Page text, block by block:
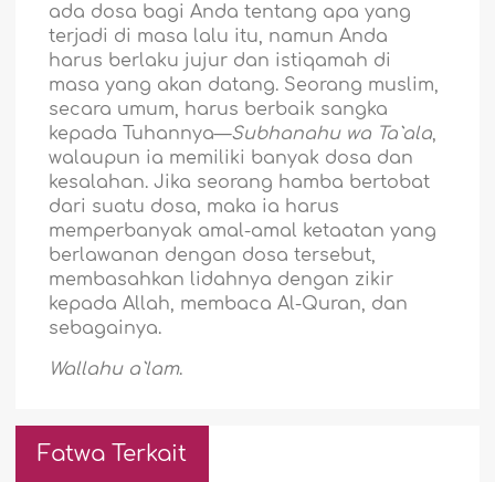
ada dosa bagi Anda tentang apa yang
terjadi di masa lalu itu, namun Anda
harus berlaku jujur dan istiqamah di
masa yang akan datang. Seorang muslim,
secara umum, harus berbaik sangka
kepada Tuhannya—Subhanahu wa Ta`ala,
walaupun ia memiliki banyak dosa dan
kesalahan. Jika seorang hamba bertobat
dari suatu dosa, maka ia harus
memperbanyak amal-amal ketaatan yang
berlawanan dengan dosa tersebut,
membasahkan lidahnya dengan zikir
kepada Allah, membaca Al-Quran, dan
sebagainya.
Wallahu a`lam.
Fatwa Terkait